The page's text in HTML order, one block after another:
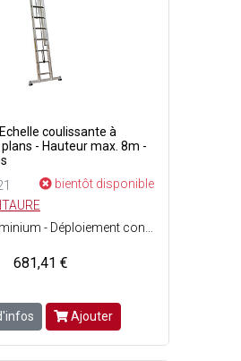
coulissante à
plans - Hauteur max. 8m -
bientôt disponible
681,41 €
Ajouter